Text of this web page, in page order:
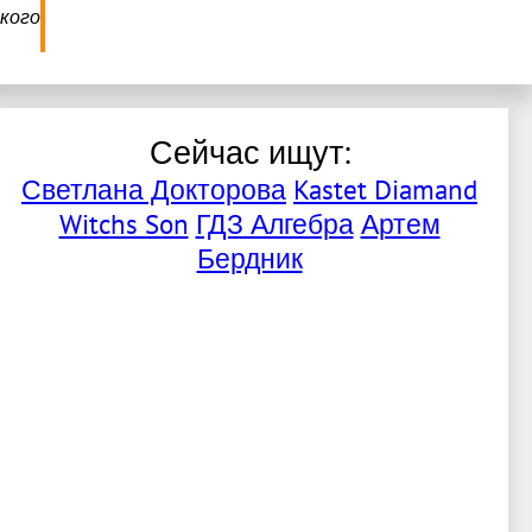
Сейчас ищут:
Светлана Докторова Kastet Diamand
Witchs Son ГДЗ Алгебра Артем
Бердник